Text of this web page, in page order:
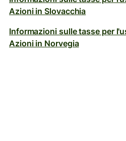
Azioni in Slovacchia
Informazioni sulle tasse per
Azioni in Norvegia